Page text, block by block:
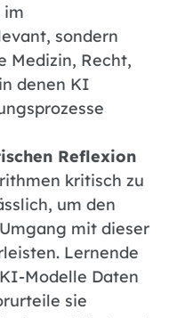
im
sondern
Medizin, Recht,
denen KI
Reflexion
kritisch zu
um den
mit dieser
Lernende
Modelle Daten
sie